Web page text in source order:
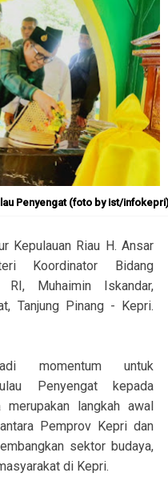
Penyengat (foto by ist/infokepri)
Kepulauan Riau H. Ansar
Koordinator Bidang
Muhaimin Iskandar,
Tanjung Pinang - Kepri.
momentum untuk
Penyengat kepada
langkah awal
Pemprov Kepri dan
sektor budaya,
di Kepri.